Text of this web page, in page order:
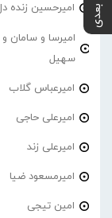
امیرحسین زنده
امیرسا و سامان و
سهیل
امیرعباس گلاب
امیرعلی حاجی
امیرعلی زند
امیرمسعود ضیا
امین تیجی